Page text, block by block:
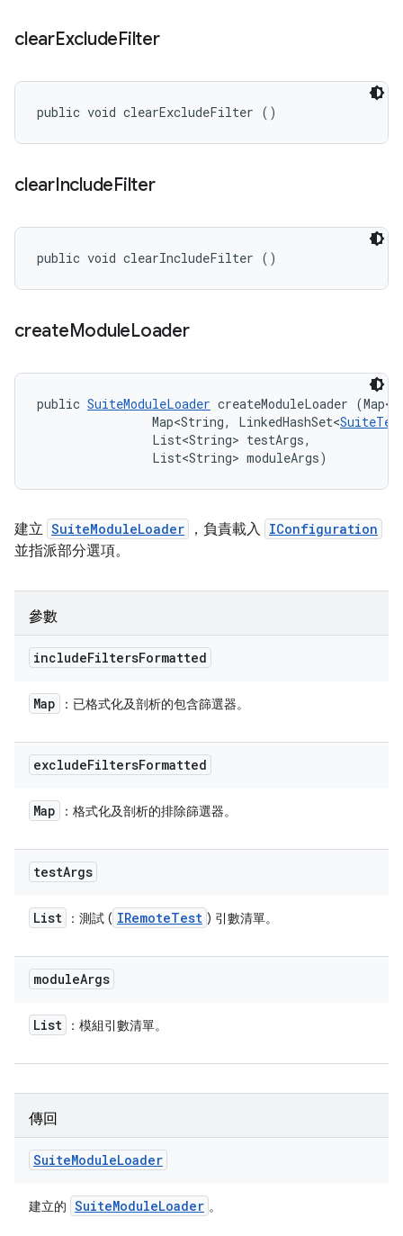
clearExcludeFilter
public void clearExcludeFilter ()
clearIncludeFilter
public void clearIncludeFilter ()
createModuleLoader
public SuiteModuleLoader createModuleLoader
                Map<String, LinkedHashSet<
                List<String> testArgs,
                List<String> moduleArgs)
建立 SuiteModuleLoader ，負責載入 IConfiguration
並指派部分選項。
參數
includeFiltersFormatted
Map ：已格式化及剖析的包含篩選器。
excludeFiltersFormatted
Map ：格式化及剖析的排除篩選器。
testArgs
List ：測試 ( IRemoteTest ) 引數清單。
moduleArgs
List ：模組引數清單。
傳回
SuiteModuleLoader
建立的 SuiteModuleLoader 。